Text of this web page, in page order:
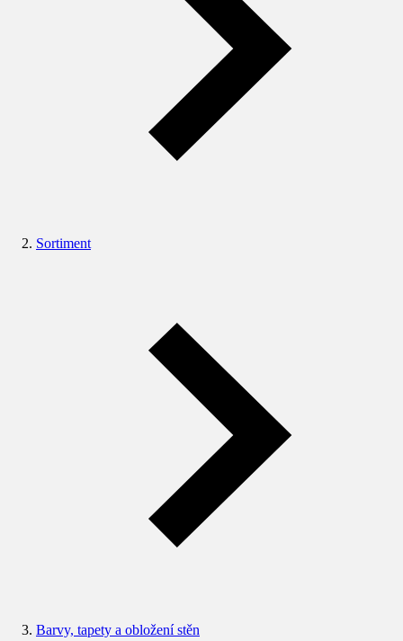
Sortiment
Barvy, tapety a obložení stěn